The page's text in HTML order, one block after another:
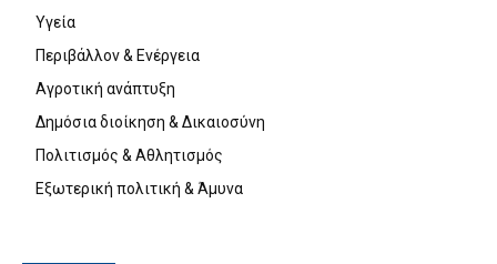
Υγεία
Περιβάλλον & Ενέργεια
Αγροτική ανάπτυξη
Δημόσια διοίκηση & Δικαιοσύνη
Πολιτισμός & Αθλητισμός
Εξωτερική πολιτική & Άμυνα